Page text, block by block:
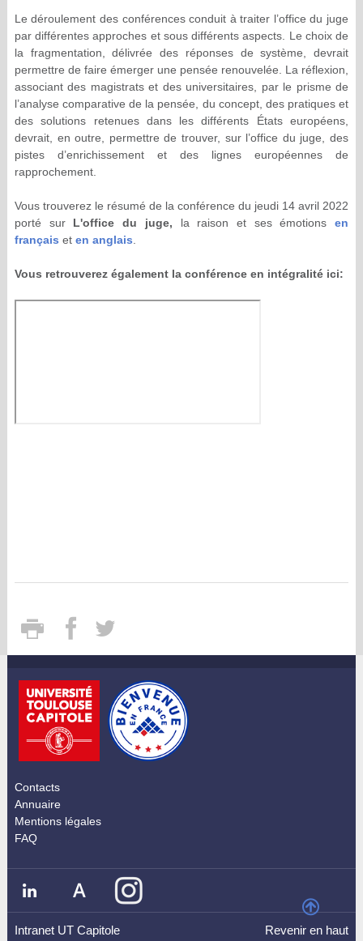
Le déroulement des conférences conduit à traiter l’office du juge
par différentes approches et sous différents aspects. Le choix de
la fragmentation, délivrée des réponses de système, devrait
permettre de faire émerger une pensée renouvelée. La réflexion,
associant des magistrats et des universitaires, par le prisme de
l’analyse comparative de la pensée, du concept, des pratiques et
des solutions retenues dans les différents États européens,
devrait, en outre, permettre de trouver, sur l’office du juge, des
pistes d’enrichissement et des lignes européennes de
rapprochement.
Vous trouverez le résumé de la conférence du jeudi 14 avril 2022
porté sur
L'office du juge, la raison et ses émotionsen
français et en anglais
Vous retrouverez également la conférence en intégralité ici:
Contacts
Annuaire
Mentions légales
FAQ
Intranet UT Capitole Revenir en haut